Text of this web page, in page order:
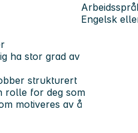
Engelsk
ha stor grad av
strukturert
rolle for deg som
motiveres av å